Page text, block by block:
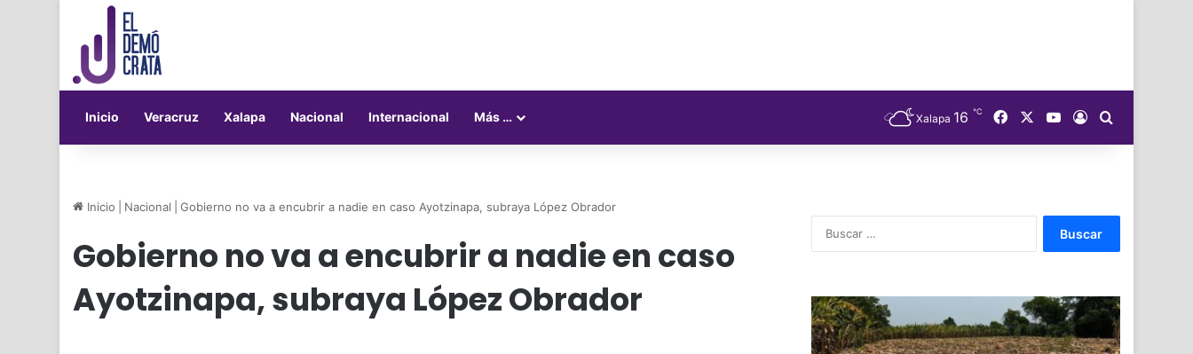
Inicio Veracruz Xalapa Nacional Internacional Más … Xalapa 16 ℃ FacebookYouTube
Acceso
Inicio Nacional Gobierno no va a encubrir a nadie en caso Ayotzinapa, subraya López Obrador
Gobierno no va a encubrir a nadie en caso
Ayotzinapa, subraya López Obrador